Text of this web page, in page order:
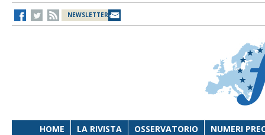
NEWSLETTER
HOME LA RIVISTA OSSERVATORIO NUMERI